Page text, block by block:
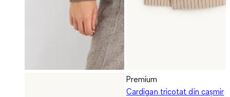
Premium
Cardigan tricotat din cașmir